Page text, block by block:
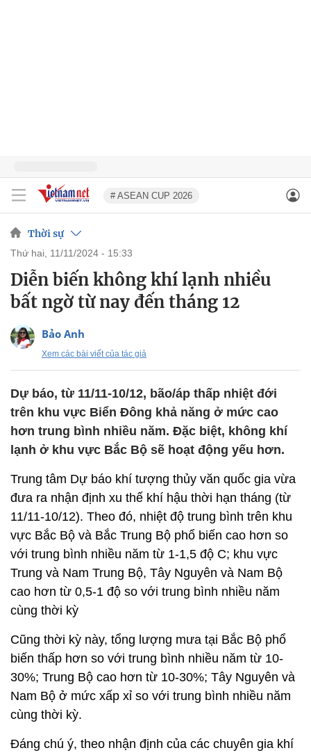
# ASEAN CUP 2026
Thời sự
thứ hai, 11/11/2024 - 15:33
Diễn biến không khí lạnh nhiều
bất ngờ từ nay đến tháng 12
Bảo Anh
Xem các bài viết của tác giả
Dự báo, từ 11/11-10/12, bão/áp thấp nhiệt đới
trên khu vực Biển Đông khả năng ở mức cao
hơn trung bình nhiều năm. Đặc biệt, không khí
lạnh ở khu vực Bắc Bộ sẽ hoạt động yếu hơn.
Trung tâm Dự báo khí tượng thủy văn quốc gia vừa
đưa ra nhận định xu thế khí hậu thời hạn tháng (từ
11/11-10/12). Theo đó, nhiệt độ trung bình trên khu
vực Bắc Bộ và Bắc Trung Bộ phổ biến cao hơn so
với trung bình nhiều năm từ 1-1,5 độ C; khu vực
Trung và Nam Trung Bộ, Tây Nguyên và Nam Bộ
cao hơn từ 0,5-1 độ so với trung bình nhiều năm
cùng thời kỳ
Cũng thời kỳ này, tổng lượng mưa tại Bắc Bộ phổ
biến thấp hơn so với trung bình nhiều năm từ 10-
30%; Trung Bộ cao hơn từ 10-30%; Tây Nguyên và
Nam Bộ ở mức xấp xỉ so với trung bình nhiều năm
cùng thời kỳ.
Đáng chú ý, theo nhận định của các chuyên gia khí